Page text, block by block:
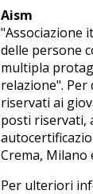
Aism
"Associazione
delle persone
multipla
relazione".
riservati ai
posti riservati,
Crema, Milano
Per ulteriori